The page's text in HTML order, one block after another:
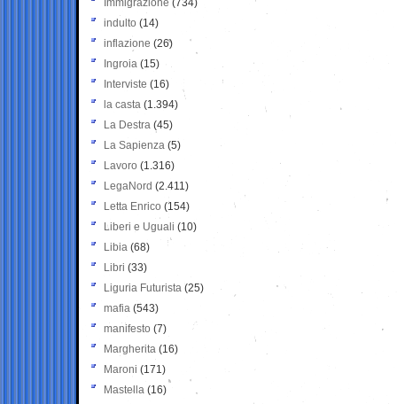
Immigrazione (734)
indulto (14)
inflazione (26)
Ingroia (15)
Interviste (16)
la casta (1.394)
La Destra (45)
La Sapienza (5)
Lavoro (1.316)
LegaNord (2.411)
Letta Enrico (154)
Liberi e Uguali (10)
Libia (68)
Libri (33)
Liguria Futurista (25)
mafia (543)
manifesto (7)
Margherita (16)
Maroni (171)
Mastella (16)